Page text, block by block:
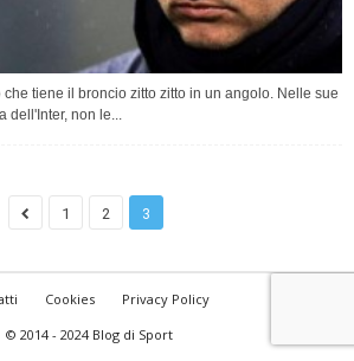
tiene il broncio zitto zitto in un angolo. Nelle sue
dell'Inter, non le...
1 2 3
Cookies
Privacy Policy
© 2014 - 2024 Blog di Sport